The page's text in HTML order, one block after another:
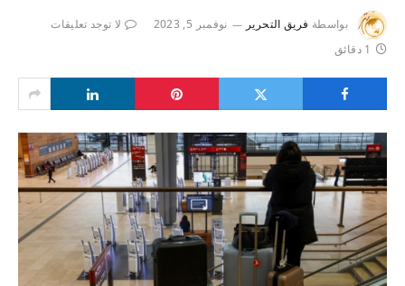
بواسطة فريق التحرير نوفمبر 5, 2023
لا توجد تعليقات
1 دقائق